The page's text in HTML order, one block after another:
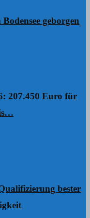
geborgen
207.450 Euro für
bester